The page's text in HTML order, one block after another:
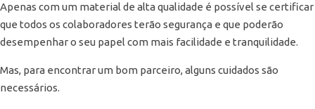
Apenas com um material de alta qualidade é possível se certificar
que todos os colaboradores terão segurança e que poderão
desempenhar o seu papel com mais facilidade e tranquilidade.
Mas, para encontrar um bom parceiro, alguns cuidados são
necessários.